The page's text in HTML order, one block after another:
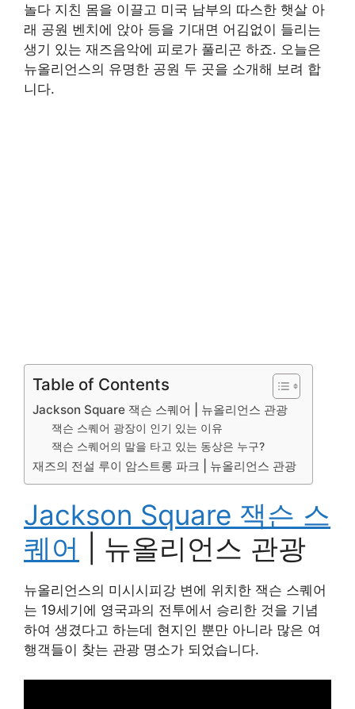
놀다 지친 몸을 이끌고 미국 남부의 따스한 햇살 아
래 공원 벤치에 앉아 등을 기대면 어김없이 들리는
생기 있는 재즈음악에 피로가 풀리곤 하죠. 오늘은
뉴올리언스의 유명한 공원 두 곳을 소개해 보려 합
니다.
Table of Contents
Jackson Square 잭슨 스퀘어 | 뉴올리언스 관광
잭슨 스퀘어 광장이 인기 있는 이유
잭슨 스퀘어의 말을 타고 있는 동상은 누구?
재즈의 전설 루이 암스트롱 파크 | 뉴올리언스 관광
Jackson Square 잭슨 스
퀘어
| 뉴올리언스 관광
뉴올리언스의 미시시피강 변에 위치한 잭슨 스퀘어
는 19세기에 영국과의 전투에서 승리한 것을 기념
하여 생겼다고 하는데 현지인 뿐만 아니라 많은 여
행객들이 찾는 관광 명소가 되었습니다.